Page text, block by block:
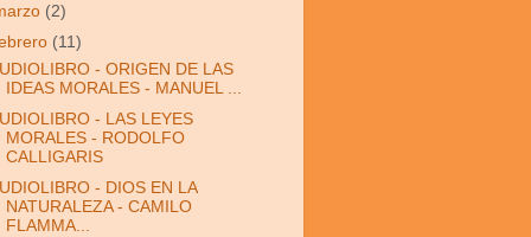
(2)
(11)
- ORIGEN DE LAS
IDEAS MORALES - MANUEL ...
- LAS LEYES
MORALES - RODOLFO
CALLIGARIS
- DIOS EN LA
NATURALEZA - CAMILO
FLAMMA...